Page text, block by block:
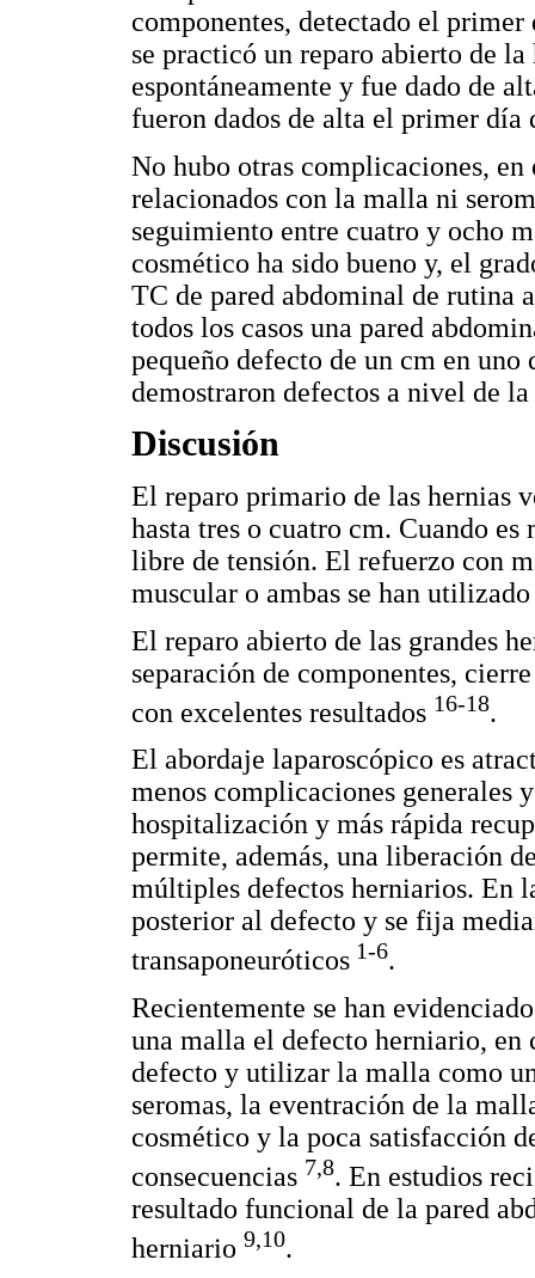
componentes, detectado el
se practicó un reparo abierto de
espontáneamente y fue dado de
fueron dados de alta el primer día
No hubo otras complicaciones,
relacionados con la malla ni
seguimiento entre cuatro y ocho
cosmético ha sido bueno y, el
TC de pared abdominal de rutina
todos los casos una pared
pequeño defecto de un cm en
demostraron defectos a nivel de
Discusión
El reparo primario de las hernias
hasta tres o cuatro cm. Cuando
libre de tensión. El refuerzo con
muscular o ambas se han
El reparo abierto de las grandes
separación de componentes,
con excelentes resultados 16-18.
El abordaje laparoscópico es
menos complicaciones generales
hospitalización y más rápida
permite, además, una liberación
múltiples defectos herniarios. En
posterior al defecto y se fija
transaponeuróticos 1-6.
Recientemente se han
una malla el defecto herniario,
defecto y utilizar la malla como
seromas, la eventración de la
cosmético y la poca satisfacción
consecuencias 7,8. En estudios
resultado funcional de la pared
herniario 9,10.